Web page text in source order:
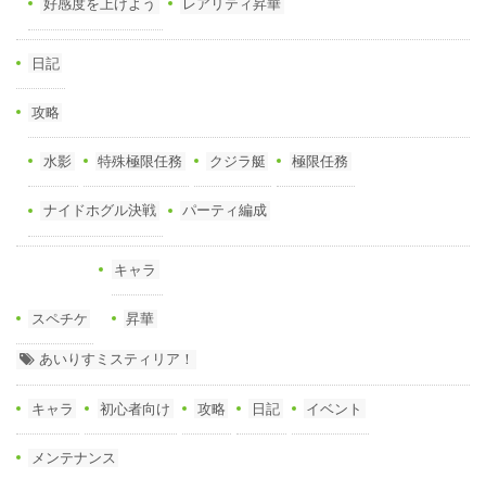
好感度を上げよう レアリティ昇華
日記
攻略
水影 特殊極限任務 クジラ艇 極限任務
ナイドホグル決戦 パーティ編成
スペチケ
キャラ
昇華
あいりすミスティリア！
キャラ 初心者向け 攻略 日記 イベント
メンテナンス